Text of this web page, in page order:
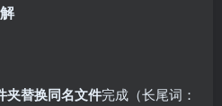
夹替换同名文件完成（长尾词：​